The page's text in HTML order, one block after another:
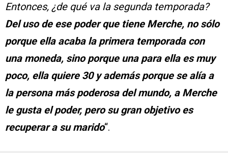
Entonces, ¿de qué va la segunda temporada?
Del uso de ese poder que tiene Merche, no sólo
porque ella acaba la primera temporada con
una moneda, sino porque una para ella es muy
poco, ella quiere 30 y además porque se alía a
la persona más poderosa del mundo, a Merche
le gusta el poder, pero su gran objetivo es
recuperar a su marido“.